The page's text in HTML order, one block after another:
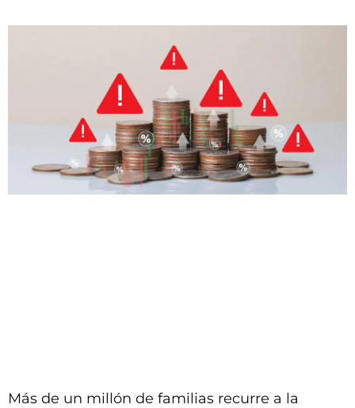
Más de un millón de familias recurre a la